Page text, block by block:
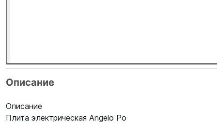
Описание
Описание
Плита электрическая Angelo Po